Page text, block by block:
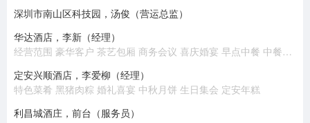
深圳市南山区科技园，汤俊（营运总监）
华达酒店，李新（经理）
经营范围 豪华客户 茶艺包厢 商务会议 喜庆婚宴 早点中餐 中餐包厢
定安兴顺酒店，李爱柳（经理）
特色菜肴 黑猪肉粽 婚礼喜宴 中秋月饼 生日集会 定安年糕
利昌城酒庄，前台（服务员）